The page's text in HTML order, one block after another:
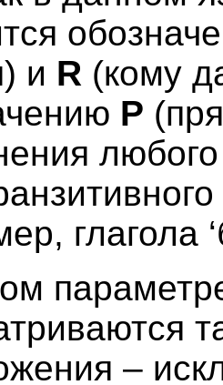
и R (кому
P
любого
глагола
–